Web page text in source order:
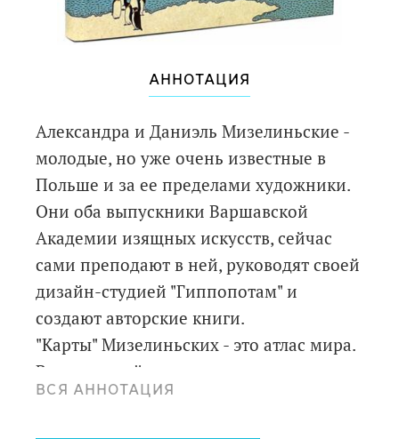
АННОТАЦИЯ
Александра и Даниэль Мизелиньские -
молодые, но уже очень известные в
Польше и за ее пределами художники.
Они оба выпускники Варшавской
Академии изящных искусств, сейчас
сами преподают в ней, руководят своей
дизайн-студией "Гиппопотам" и
создают авторские книги.
"Карты" Мизелиньских - это атлас мира.
В нем вы найдете карты шести
континентов и сорока двух стран мира.
ВСЯ АННОТАЦИЯ